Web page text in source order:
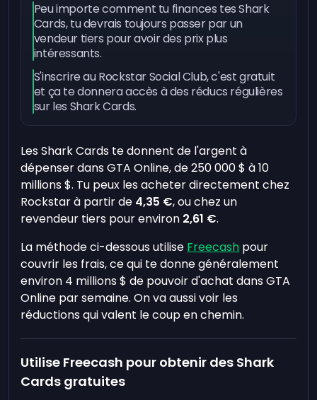
Peu importe comment tu finances tes Shark
Cards, tu devrais toujours passer par un
vendeur tiers pour avoir des prix plus
intéressants.
S'inscrire au Rockstar Social Club, c'est gratuit
et ça te donnera accès à des réducs régulières
sur les Shark Cards.
Les Shark Cards te donnent de l'argent à
dépenser dans GTA Online, de 250 000 $ à 10
millions $. Tu peux les acheter directement chez
Rockstar à partir de 4,35 €, ou chez un
revendeur tiers pour environ 2,61 €.
La méthode ci-dessous utilise Freecash pour
couvrir les frais, ce qui te donne généralement
environ 4 millions $ de pouvoir d'achat dans GTA
Online par semaine. On va aussi voir les
réductions qui valent le coup en chemin.
Utilise Freecash pour obtenir des Shark
Cards gratuites